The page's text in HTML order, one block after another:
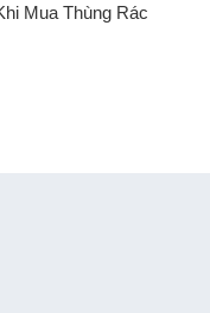
Mua Thùng Rác